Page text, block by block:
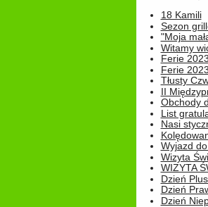
18 Kamili
Sezon
"Moja
Witamy
Ferie
Ferie
Tłusty
II
Obchody
List
Nasi
Wyjazd
Wizyta
WIZYTA
Dzień
Dzień
Dzień